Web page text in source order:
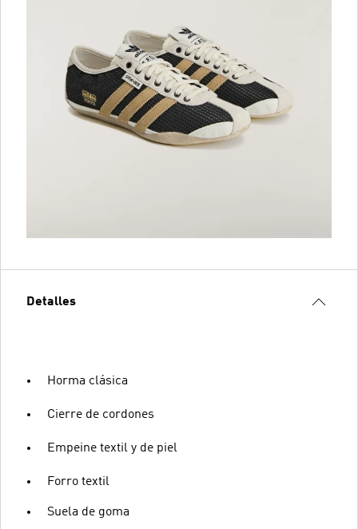
Detalles
Horma clásica
Cierre de cordones
Empeine textil y de piel
Forro textil
Suela de goma